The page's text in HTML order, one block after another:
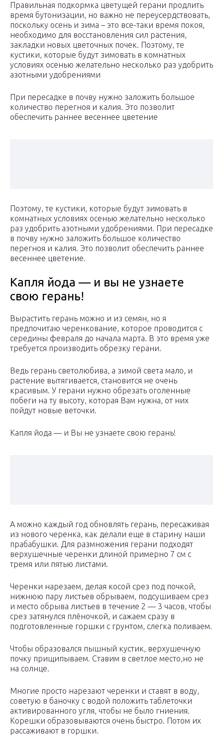
Правильная подкормка цветущей герани продлить
время бутонизации, но важно не переусердствовать,
поскольку осень и зима – это все-таки время покоя,
необходимо для восстановления сил растения,
закладки новых цветочных почек. Поэтому, те
кустики, которые будут зимовать в комнатных
условиях осенью желательно несколько раз удобрить
азотными удобрениями
При пересадке в почву нужно заложить большое
количество перегноя и калия. Это позволит
обеспечить раннее весеннее цветение
Поэтому, те кустики, которые будут зимовать в
комнатных условиях осенью желательно несколько
раз удобрить азотными удобрениями. При пересадке
в почву нужно заложить большое количество
перегноя и калия. Это позволит обеспечить раннее
весеннее цветение.
Капля йода — и вы не узнаете
свою герань!
Вырастить герань можно и из семян, но я
предпочитаю черенкование, которое проводится с
середины февраля до начала марта. В это время уже
требуется производить обрезку герани.
Ведь герань светолюбива, а зимой света мало, и
растение вытягивается, становится не очень
красивым. У герани нужно обрезать оголенные
побеги на ту высоту, которая Вам нужна, от них
пойдут новые веточки.
Капля йода — и Вы не узнаете свою герань!
А можно каждый год обновлять герань, пересаживая
из нового черенка, как делали еще в старину наши
прабабушки. Для размножения герани подходят
верхушечные черенки длиной примерно 7 см с
тремя или пятью листами.
Черенки нарезаем, делая косой срез под почкой,
нижнюю пару листьев обрываем, подсушиваем срез
и место обрыва листьев в течение 2 — 3 часов, чтобы
срез затянулся плёночкой, и сажаем сразу в
подготовленные горшки с грунтом, слегка поливаем.
Чтобы образовался пышный кустик, верхушечную
почку прищипываем. Ставим в светлое место,но не
на солнце.
Многие просто нарезают черенки и ставят в воду,
советую в баночку с водой положить таблеточки
активированного угля, чтобы не было гниения.
Корешки образовываются очень быстро. Потом их
рассаживают в горшки.